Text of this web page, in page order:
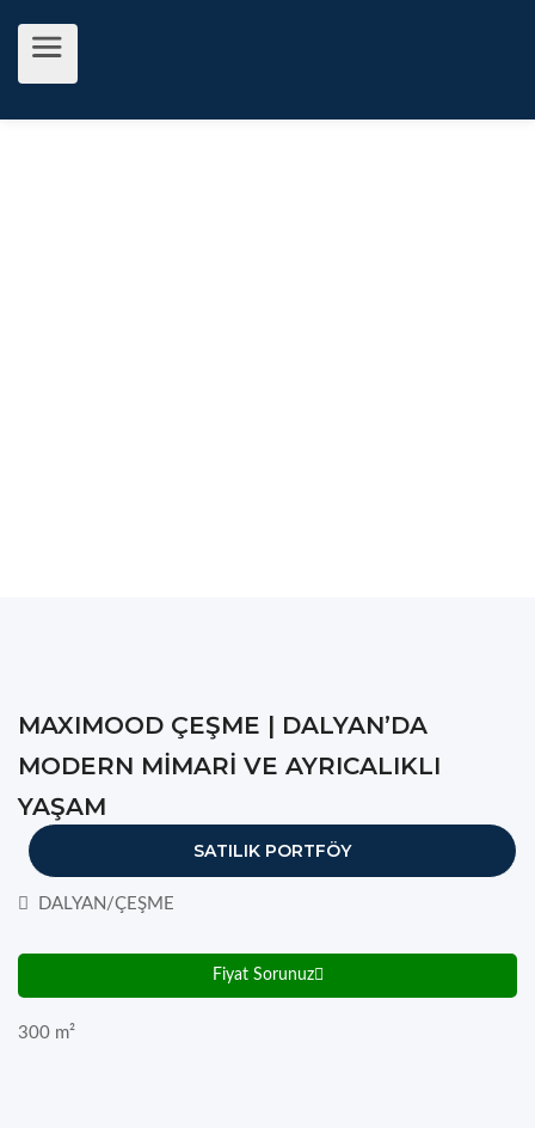
MAXIMOOD ÇEŞME | DALYAN’DA
MODERN MİMARİ VE AYRICALIKLI
YAŞAM
SATILIK PORTFÖY
DALYAN/ÇEŞME
Fiyat Sorunuz
300 m²